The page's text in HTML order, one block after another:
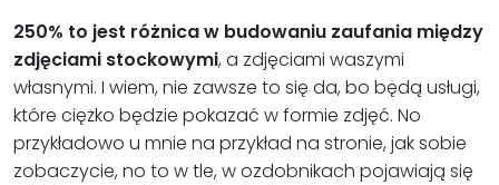
250% to jest różnica w budowaniu zaufania między
zdjęciami stockowymi, a zdjęciami waszymi
własnymi. I wiem, nie zawsze to się da, bo będą usługi,
które ciężko będzie pokazać w formie zdjęć. No
przykładowo u mnie na przykład na stronie, jak sobie
zobaczycie, no to w tle, w ozdobnikach pojawiają się